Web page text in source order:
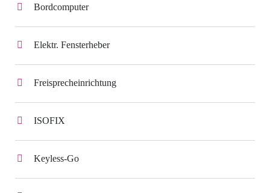
Bordcomputer
Elektr. Fensterheber
Freisprecheinrichtung
ISOFIX
Keyless-Go